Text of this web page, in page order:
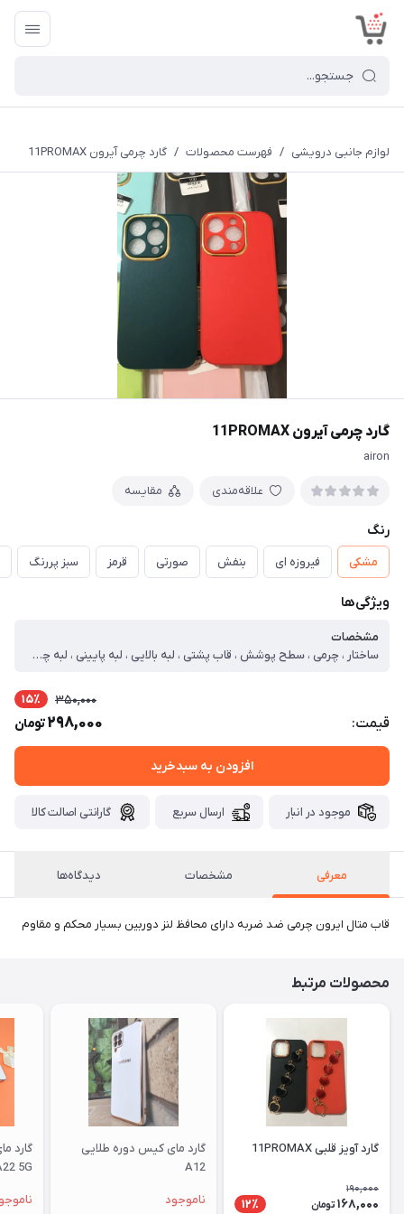
لوازم جانبی درویشی / فهرست محصولات / گارد چرمی آیرون 11PROMAX
گارد چرمی آیرون 11PROMAX
airon
علاقه‌مندی مقایسه
رنگ
مشکی فیروزه ای بنفش صورتی قرمز سبز پررنگ
ویژگی‌ها
مشخصات
ساختار ، چرمی ، سطح پوشش ، قاب پشتی ، لبه بالایی ، لبه پایینی ، لبه چپ ، لبه راست ، حفاظت از دکمه‌ها ، قابلیت‌های کیف و کاور ، مقاوم در برابر ضربه ، لبه های برجسته برای محافظت صفحه نمایش ، لبه های برجسته برای محافظت دوربین
قیمت:
350,000 15٪
298,000تومان
افزودن به سبدخرید
موجود در انبار ارسال سریع گارانتی اصالت کالا
معرفی مشخصات دیدگاه‌ها
قاب متال ایرون چرمی ضد ضربه دارای محافظ لنز دوربین بسیار محکم و مقاوم
محصولات مرتبط
گارد آویز قلبی 11PROMAX
190,000
168,000 تومان 12٪
گارد مای کیس دوره طلایی
A12
ناموجود
گارد
5G